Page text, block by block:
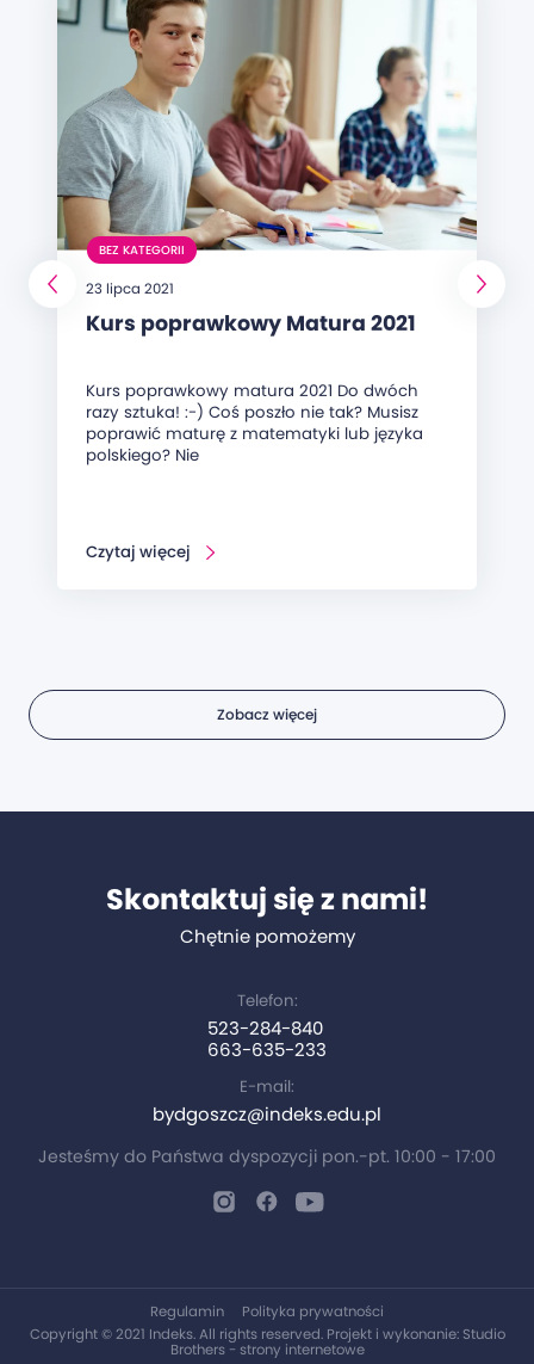
BEZ KATEGORII
23 lipca 2021
Kurs poprawkowy Matura 2021
Kurs poprawkowy matura 2021 Do dwóch
razy sztuka! :-) Coś poszło nie tak? Musisz
poprawić maturę z matematyki lub języka
polskiego? Nie
Czytaj więcej
Zobacz więcej
Skontaktuj się z nami!
Chętnie pomożemy
Telefon:
523-284-840
663-635-233
E-mail:
bydgoszcz@indeks.edu.pl
Jesteśmy do Państwa dyspozycji pon.-pt. 10:00 - 17:00
Regulamin
Polityka prywatności
Copyright © 2021 Indeks. All rights reserved. Projekt i wykonanie: Studio
Brothers - strony internetowe